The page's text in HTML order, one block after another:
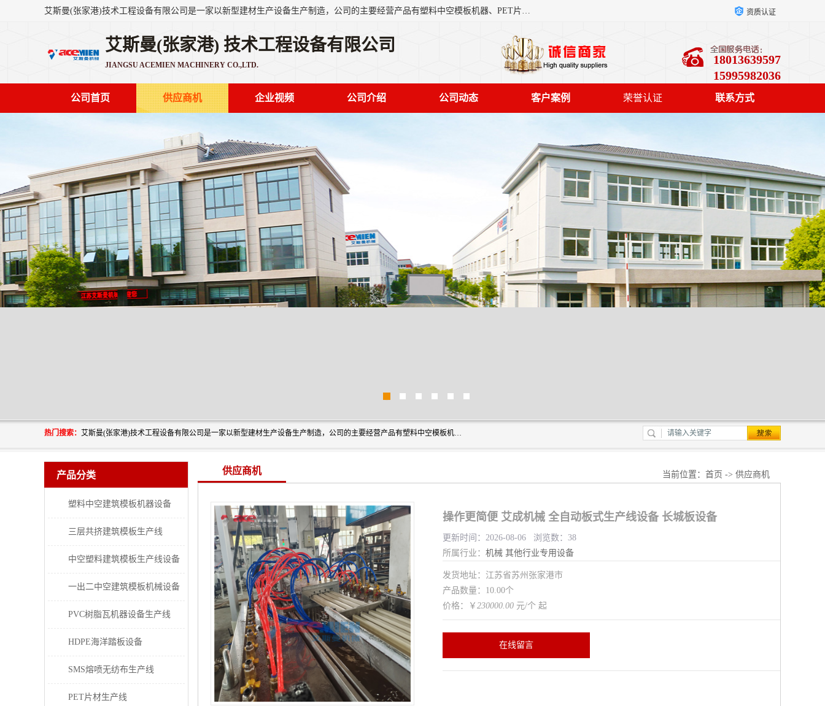
艾斯曼(张家港)技术工程设备有限公司是一家以新型建材生产设备生产制造，公司的主要经营产品有塑料中空模板机器、PET片材设备、可降解餐盒设备、树脂瓦设备、管材生产线、琉璃瓦设备等，艾斯曼机械在国内及国外享有较高盛誉拥有众多长期合作的老客户。 资质认证
艾斯曼(张家港) 技术工程设备有限公司
JIANGSU ACEMIEN MACHINERY CO.,LTD.
18013639597
15995982036
公司首页 供应商机 企业视频 公司介绍 公司动态 客户案例 荣誉认证 联系方式
热门搜索： 艾斯曼(张家港)技术工程设备有限公司是一家以新型建材生产设备生产制造，公司的主要经营产品有塑料中空模板机器、PET片材设备、可降解餐盒设备、树脂瓦设备、管材生产线、琉璃瓦设备等，艾斯曼机械在国内及国外享有较高盛誉拥有众多长期合作的老客户。
产品分类
塑料中空建筑模板机器设备
三层共挤建筑模板生产线
中空塑料建筑模板生产线设备
一出二中空建筑模板机械设备
PVC树脂瓦机器设备生产线
HDPE海洋踏板设备
SMS熔喷无纺布生产线
PET片材生产线
供应商机 当前位置： 首页 -> 供应商机
操作更简便 艾成机械 全自动板式生产线设备 长城板设备
更新时间：2026-08-06 浏览数：38
所属行业： 机械 其他行业专用设备
发货地址：江苏省苏州张家港市
产品数量：10.00个
价格：￥ 230000.00 元/个 起
在线留言